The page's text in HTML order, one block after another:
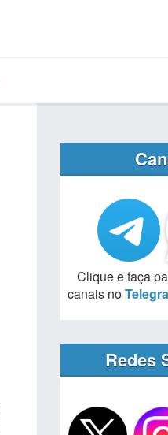
Clique e faça
canais no
Redes